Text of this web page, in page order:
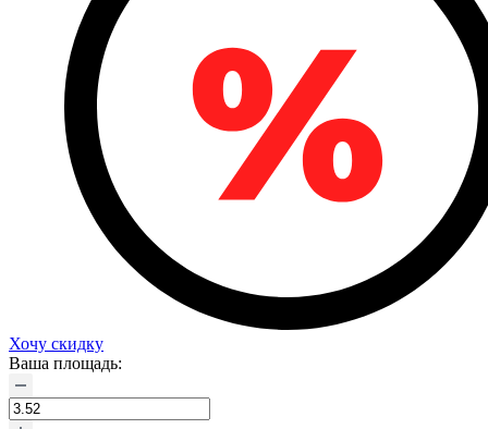
Хочу скидку
Ваша площадь: